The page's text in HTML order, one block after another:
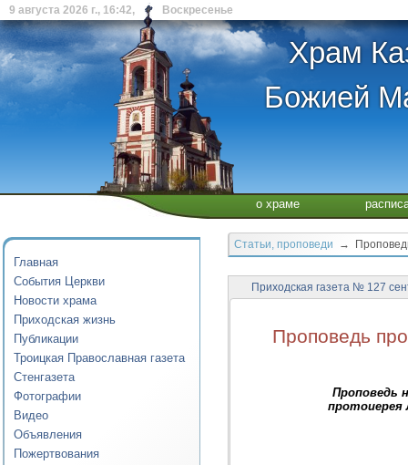
9 августа 2026 г., 16:42, Воскресенье
Храм
Божией
о храме
Главная
События Церкви
Новости храма
Приходская жизнь
Публикации
Троицкая Православная газета
Стенгазета
Фотографии
Видео
Объявления
Пожертвования
Статьи, проповеди →
Приходская газета № 127
Проповедь
Проповедь
протоиерея